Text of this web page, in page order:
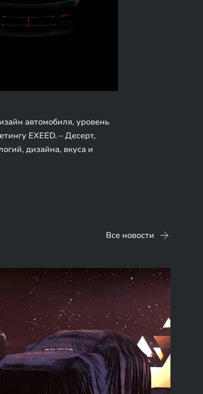
автомобиля, уровень
EXEED. – Десерт,
дизайна, вкуса и
Все новости